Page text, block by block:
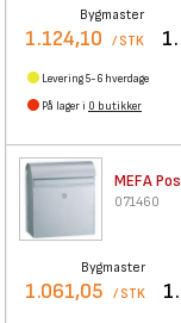
Bygmaster
1.124,10 / STK
Levering 5-6 hverdage
På lager i 0 butikker
MEFA
071460
Bygmaster
1.061,05 / STK